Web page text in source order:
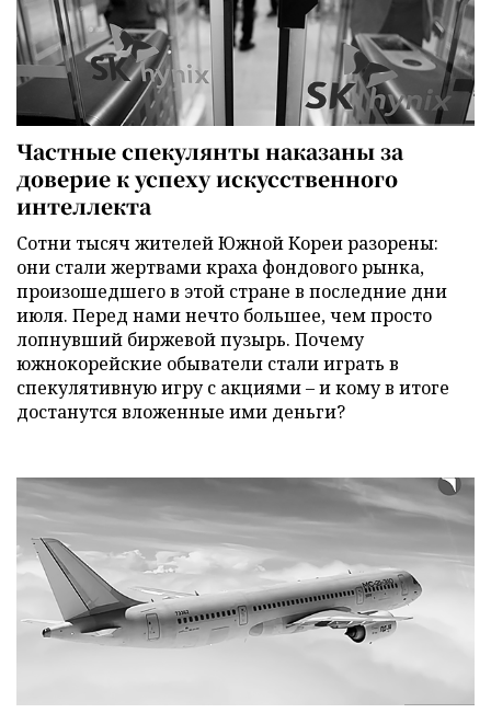
Частные спекулянты наказаны за
доверие к успеху искусственного
интеллекта
Сотни тысяч жителей Южной Кореи разорены:
они стали жертвами краха фондового рынка,
произошедшего в этой стране в последние дни
июля. Перед нами нечто большее, чем просто
лопнувший биржевой пузырь. Почему
южнокорейские обыватели стали играть в
спекулятивную игру с акциями – и кому в итоге
достанутся вложенные ими деньги?